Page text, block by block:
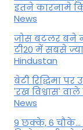
इतने कारनामे
News
जोस बटलर बने
टी20 में सबसे
Hindustan
बेटी र‍िद्ध‍िमा
'रख विश्वास'
News
9 छक्के, 6